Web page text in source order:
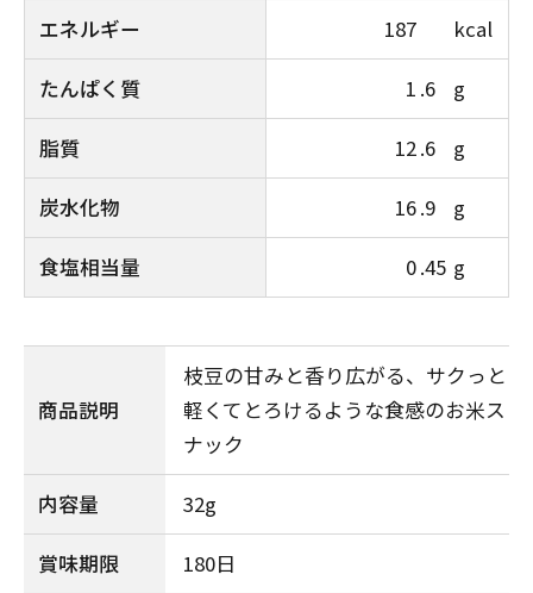
エネルギー 187 kcal
たんぱく質 1 .6 g
脂質 12.6 g
炭水化物 16.9 g
食塩相当量 0.45 g
商品説明
枝豆の甘みと香り広がる、サクっと
軽くてとろけるような食感のお米ス
ナック
内容量 32g
賞味期限 180日